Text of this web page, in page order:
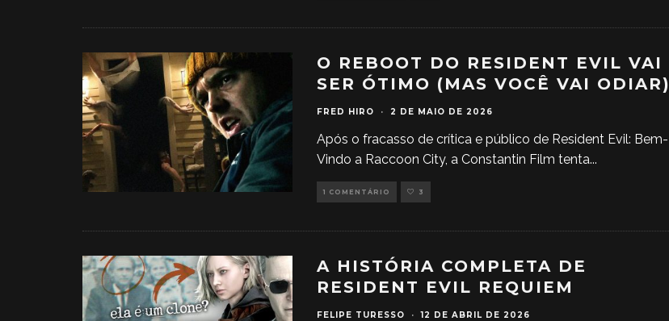
O REBOOT DO RESIDENT EVIL VAI
SER ÓTIMO (MAS VOCÊ VAI ODIAR)
FRED HIRO · 2 DE MAIO DE 2026
Após o fracasso de crítica e público de Resident Evil: Bem-
Vindo a Raccoon City, a Constantin Film tenta...
1 COMENTÁRIO 3
A HISTÓRIA COMPLETA DE
RESIDENT EVIL REQUIEM
FELIPE TURESSO · 12 DE ABRIL DE 2026